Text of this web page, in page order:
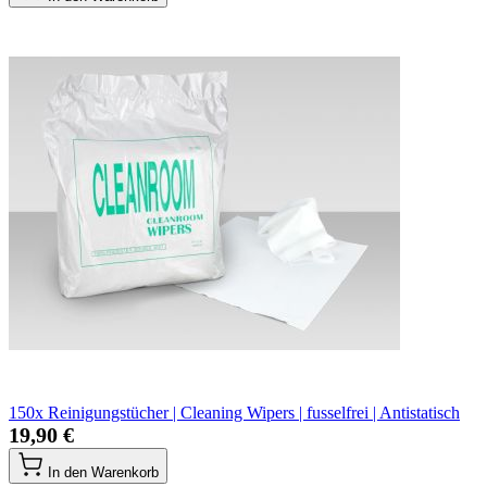
150x Reinigungstücher | Cleaning Wipers | fusselfrei | Antistatisch
19,90 €
In den Warenkorb